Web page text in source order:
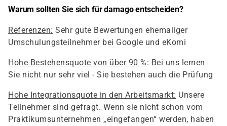
Warum sollten Sie sich für damago entscheiden?
Referenzen: Sehr gute Bewertungen ehemaliger
Umschulungsteilnehmer bei Google und eKomi
Hohe Bestehensquote von über 90 %: Bei uns lernen
Sie nicht nur sehr viel - Sie bestehen auch die Prüfung
Hohe Integrationsquote in den Arbeitsmarkt: Unsere
Teilnehmer sind gefragt. Wenn sie nicht schon vom
Praktikumsunternehmen „eingefangen“ werden, haben